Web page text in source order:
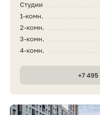
Студии
1-комн.
2-комн.
3-комн.
4-комн.
+7 495